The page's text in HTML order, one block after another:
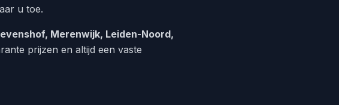
u toe.
Merenwijk, Leiden-Noord,
prijzen en altijd een vaste